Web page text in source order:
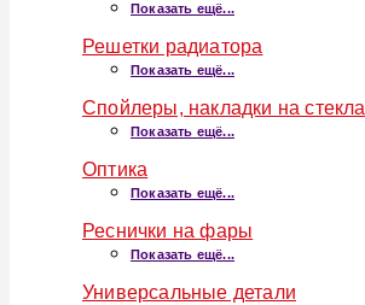
Показать ещё...
Решетки радиатора
Показать ещё...
Спойлеры, накладки на стекла
Показать ещё...
Оптика
Показать ещё...
Реснички на фары
Показать ещё...
Универсальные детали